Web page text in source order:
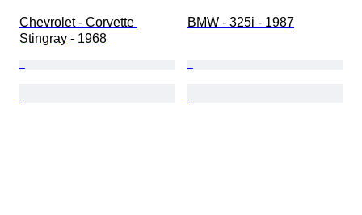
Chevrolet - Corvette
Stingray - 1968
BMW - 325i - 1987